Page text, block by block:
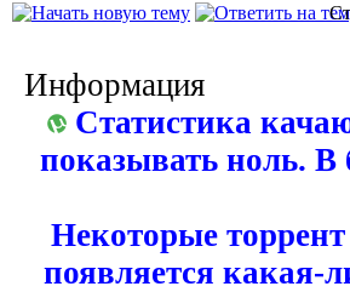
Информация
Статистика
показывать ноль. В
Некоторые
появляется какая-